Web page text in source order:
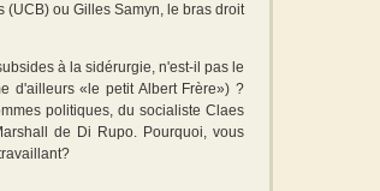
(UCB) ou Gilles Samyn, le bras droit
à la sidérurgie, n'est-il pas le
d'ailleurs «le petit Albert Frère») ?
politiques, du socialiste Claes
de Di Rupo. Pourquoi, vous